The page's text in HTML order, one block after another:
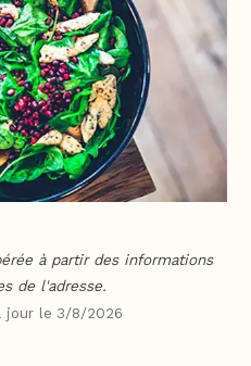
à partir des informations
de l'adresse.
jour le 3/8/2026